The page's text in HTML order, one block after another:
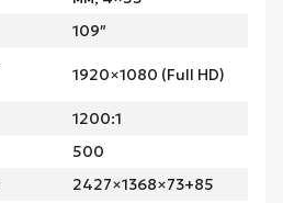
109″
1920×1080 (Full HD)
1200:1
500
2427×1368×73+85